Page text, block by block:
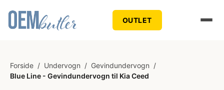
OUTLET
Forside / Undervogn / Gevindundervogn /
Blue Line - Gevindundervogn til Kia Ceed